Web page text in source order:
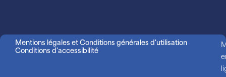
Mentions légales et Conditions générales d'utilisation
Conditions d'accessibilité